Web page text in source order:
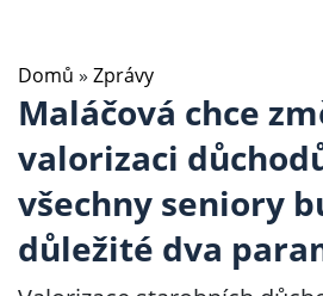
Domů » Zprávy
Maláčová chce
valorizaci
všechny seniory
důležité dva